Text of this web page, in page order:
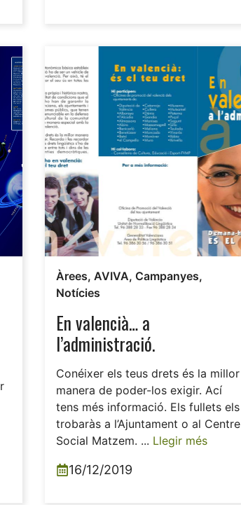
Àrees, AVIVA, Campanyes,
Notícies
En valencià… a
l’administració.
Conéixer els teus drets és la millor
manera de poder-los exigir. Ací
tens més informació. Els fullets els
trobaràs a l’Ajuntament o al Centre
Social Matzem. ... Llegir més
16/12/2019